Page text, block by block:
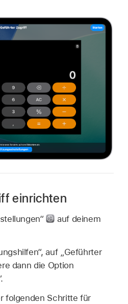
einrichten
auf deinem
auf „Geführter
dann die Option
folgenden Schritte für